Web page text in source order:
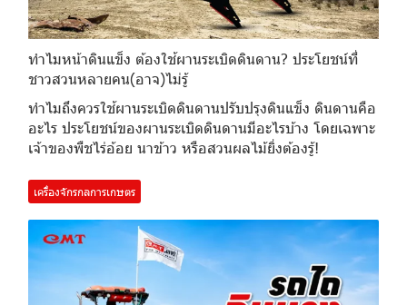
ทำไมหน้าดินแข็ง ต้องใช้ผานระเบิดดินดาน? ประโยชน์ที่
ชาวสวนหลายคน(อาจ)ไม่รู้
ทำไมถึงควรใช้ผานระเบิดดินดานปรับปรุงดินแข็ง ดินดานคือ
อะไร ประโยชน์ของผานระเบิดดินดานมีอะไรบ้าง โดยเฉพาะ
เจ้าของพืชไร่อ้อย นาข้าว หรือสวนผลไม้ยิ่งต้องรู้!
เครื่องจักรกลการเกษตร